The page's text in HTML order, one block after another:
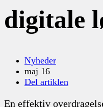
digitale
Nyheder
maj 16
Del artiklen
En effektiv